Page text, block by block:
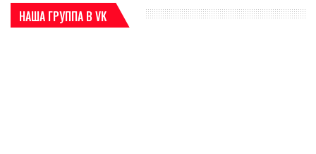
НАША ГРУППА В VK